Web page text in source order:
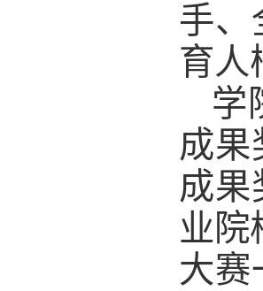
手、
育人
学
成果
成果
业院
大赛